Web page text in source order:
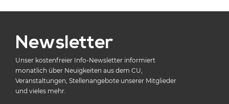
Newsletter
Unser kostenfreier Info-Newsletter informiert
monatlich über Neuigkeiten aus dem CU,
Veranstaltungen, Stellenangebote unserer Mitglieder
und vieles mehr.